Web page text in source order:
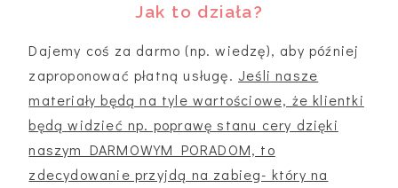
Jak to działa?
Dajemy coś za darmo (np. wiedzę), aby później
zaproponować płatną usługę. Jeśli nasze
materiały będą na tyle wartościowe, że klientki
będą widzieć np. poprawę stanu cery dzięki
naszym DARMOWYM PORADOM, to
zdecydowanie przyjdą na zabieg- który na